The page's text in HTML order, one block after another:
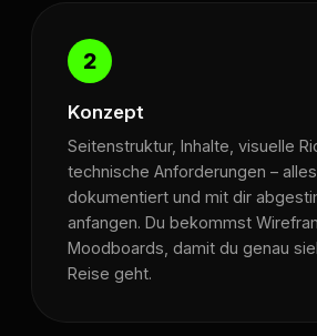
2
Konzept
Seitenstruktur, Inhalte, visuelle
technische Anforderungen –
dokumentiert und mit dir
anfangen. Du bekommst
Moodboards, damit du genau
Reise geht.